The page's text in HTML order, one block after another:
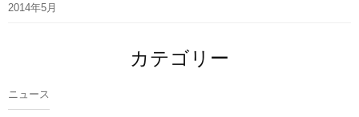
2014年5月
カテゴリー
ニュース